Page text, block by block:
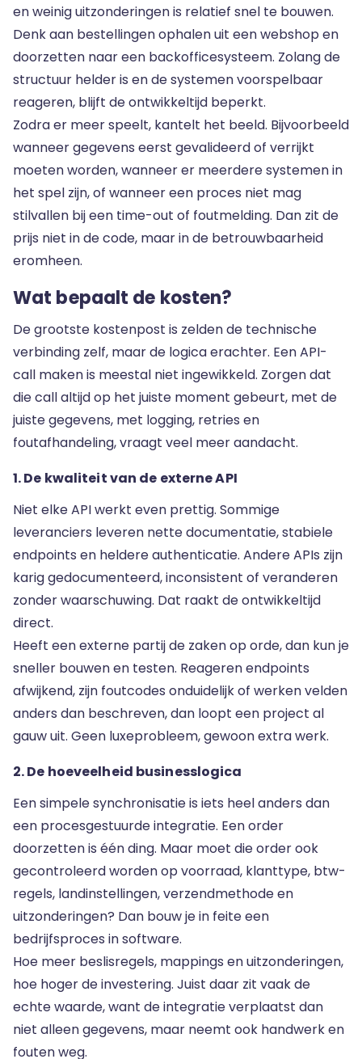
en weinig uitzonderingen is relatief snel te bouwen.
Denk aan bestellingen ophalen uit een webshop en
doorzetten naar een backofficesysteem. Zolang de
structuur helder is en de systemen voorspelbaar
reageren, blijft de ontwikkeltijd beperkt.
Zodra er meer speelt, kantelt het beeld. Bijvoorbeeld
wanneer gegevens eerst gevalideerd of verrijkt
moeten worden, wanneer er meerdere systemen in
het spel zijn, of wanneer een proces niet mag
stilvallen bij een time-out of foutmelding. Dan zit de
prijs niet in de code, maar in de betrouwbaarheid
eromheen.
Wat bepaalt de kosten?
De grootste kostenpost is zelden de technische
verbinding zelf, maar de logica erachter. Een API-
call maken is meestal niet ingewikkeld. Zorgen dat
die call altijd op het juiste moment gebeurt, met de
juiste gegevens, met logging, retries en
foutafhandeling, vraagt veel meer aandacht.
1. De kwaliteit van de externe API
Niet elke API werkt even prettig. Sommige
leveranciers leveren nette documentatie, stabiele
endpoints en heldere authenticatie. Andere APIs zijn
karig gedocumenteerd, inconsistent of veranderen
zonder waarschuwing. Dat raakt de ontwikkeltijd
direct.
Heeft een externe partij de zaken op orde, dan kun je
sneller bouwen en testen. Reageren endpoints
afwijkend, zijn foutcodes onduidelijk of werken velden
anders dan beschreven, dan loopt een project al
gauw uit. Geen luxeprobleem, gewoon extra werk.
2. De hoeveelheid businesslogica
Een simpele synchronisatie is iets heel anders dan
een procesgestuurde integratie. Een order
doorzetten is één ding. Maar moet die order ook
gecontroleerd worden op voorraad, klanttype, btw-
regels, landinstellingen, verzendmethode en
uitzonderingen? Dan bouw je in feite een
bedrijfsproces in software.
Hoe meer beslisregels, mappings en uitzonderingen,
hoe hoger de investering. Juist daar zit vaak de
echte waarde, want de integratie verplaatst dan
niet alleen gegevens, maar neemt ook handwerk en
fouten weg.